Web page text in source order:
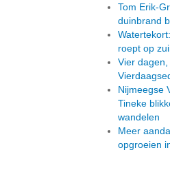
Tom Erik-
duinbrand
roept op
Vier
Nijmeegse
Tineke
wandelen
Meer
opgroeien